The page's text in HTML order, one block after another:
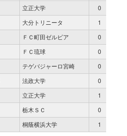
立正大学 0
大分トリニータ 1
ＦＣ町田ゼルビア 0
ＦＣ琉球 0
テゲバジャーロ宮崎 0
法政大学 0
立正大学 1
栃木ＳＣ 0
桐蔭横浜大学 1